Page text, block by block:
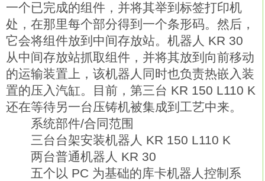
一个已完成的组件，并将其举到标签打印机
处，在那里每个部分得到一个条形码。然后，
它会将组件放到中间存放站。机器人 KR 30
从中间存放站抓取组件，并将其放到向前移动
的运输装置上，该机器人同时也负责热嵌入装
置的压入汽缸。目前，第三台 KR 150 L110 K
还在等待另一台压铸机被集成到工艺中来。
系统部件/合同范围
三台台架安装机器人 KR 150 L110 K
两台普通机器人 KR 30
五个以 PC 为基础的库卡机器人控制系